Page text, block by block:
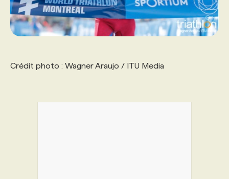
Crédit photo : Wagner Araujo / ITU Media